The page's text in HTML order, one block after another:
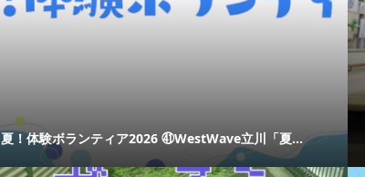
夏！体験ボランティア2026 ㊶WestWave立川「夏...